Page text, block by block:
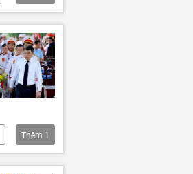
Thêm 1